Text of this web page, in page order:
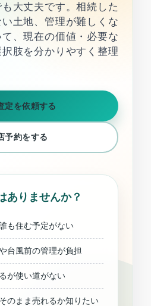
大丈夫です。相続した
土地、管理が難しくな
、現在の価値・必要な
肢を分かりやすく整理
定を依頼する
予約をする
ありませんか？
も住む予定がない
台風前の管理が負担
が使い道がない
のまま売れるか知りたい